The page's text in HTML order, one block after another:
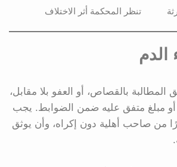
تنظر المحكمة أثر الاختلاف
الدم
بالقصاص، أو العفو بلا مقابل،
أو مبلغ متفق عليه ضمن الضوابط. يجب
من صاحب أهلية دون إكراه، وأن يوثق